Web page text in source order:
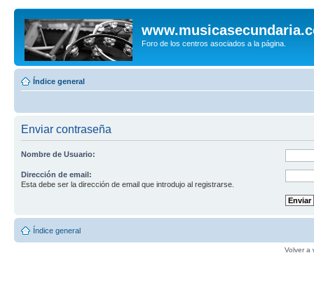
Foro de los centros asociados a la página.
Índice general
Enviar contraseña
Nombre de Usuario:
Dirección de email:
Esta debe ser la dirección de email que introdujo al registrarse.
Índice general
Volver a